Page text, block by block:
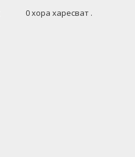
0 хора харесват .